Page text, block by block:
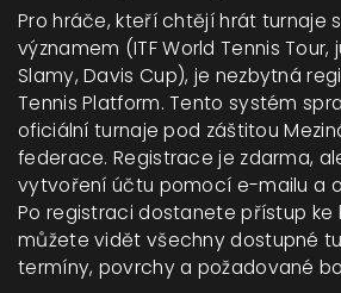
Pro hráče, kteří chtějí hrát turnaje
významem (ITF World Tennis Tour,
Slamy, Davis Cup), je nezbytná
Tennis Platform. Tento systém
oficiální turnaje pod záštitou
federace. Registrace je zdarma,
vytvoření účtu pomocí e-mailu a
Po registraci dostanete přístup ke
můžete vidět všechny dostupné
termíny, povrchy a požadované